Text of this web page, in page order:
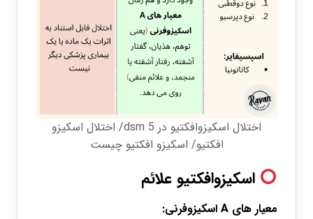
اختلال اسکیزوافکتیو در dsm 5/ اختلال اسکیزو
افکتیو/ اسکیزو افکتیو چیست
اسکیزوافکتیو علائم
معیار های A اسکیزوفرنی: